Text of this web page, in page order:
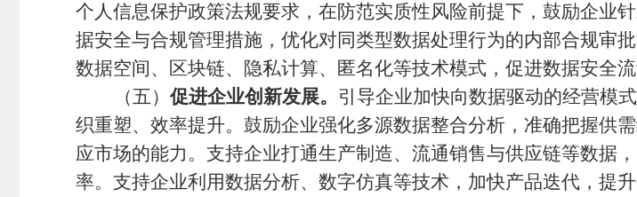
个人信息保护政策法规要求，在防范实质性风险前提下，鼓励企业
据安全与合规管理措施，优化对同类型数据处理行为的内部合规审
数据空间、区块链、隐私计算、匿名化等技术模式，促进数据安全流
（五）促进企业创新发展。 引导企业加快向数据驱动的经营模
织重塑、效率提升。鼓励企业强化多源数据整合分析，准确把握供
应市场的能力。支持企业打通生产制造、流通销售与供应链等数据
率。支持企业利用数据分析、数字仿真等技术，加快产品迭代，提